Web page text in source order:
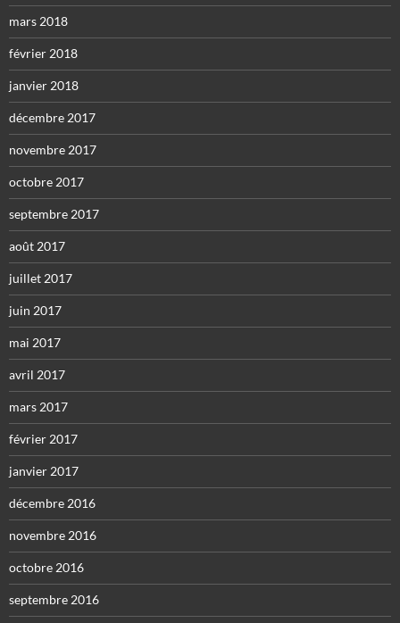
mars 2018
février 2018
janvier 2018
décembre 2017
novembre 2017
octobre 2017
septembre 2017
août 2017
juillet 2017
juin 2017
mai 2017
avril 2017
mars 2017
février 2017
janvier 2017
décembre 2016
novembre 2016
octobre 2016
septembre 2016